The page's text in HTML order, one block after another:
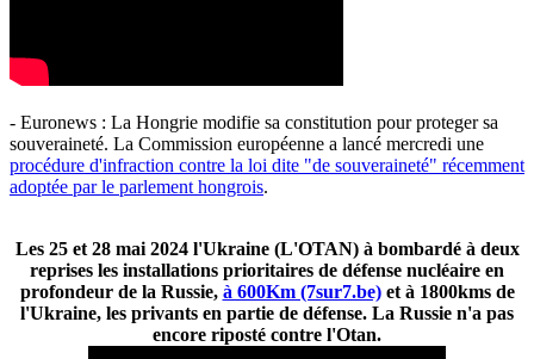
- Euronews : La Hongrie modifie sa constitution pour proteger sa
souveraineté. La Commission européenne a lancé mercredi une
procédure d'infraction contre la loi dite "de souveraineté" récemment
adoptée par le parlement hongrois.
Les 25 et 28 mai 2024 l'Ukraine (L'OTAN) à bombardé à deux
reprises les installations prioritaires de défense nucléaire en
profondeur de la Russie, à 600Km (7sur7.be)et à 1800kms de
l'Ukraine, les privants en partie de défense. La Russie n'a pas
encore riposté contre l'Otan.